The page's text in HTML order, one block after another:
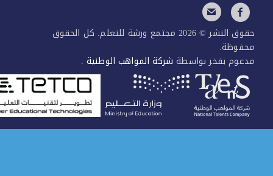
حقوق النشر © 2026 مجتمع ورشة للتعلم. كل الحقوق
بفخر بواسطةشركة المواهب الوطنية.